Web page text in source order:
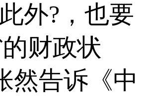
外?，也要
财政状
然告诉《中